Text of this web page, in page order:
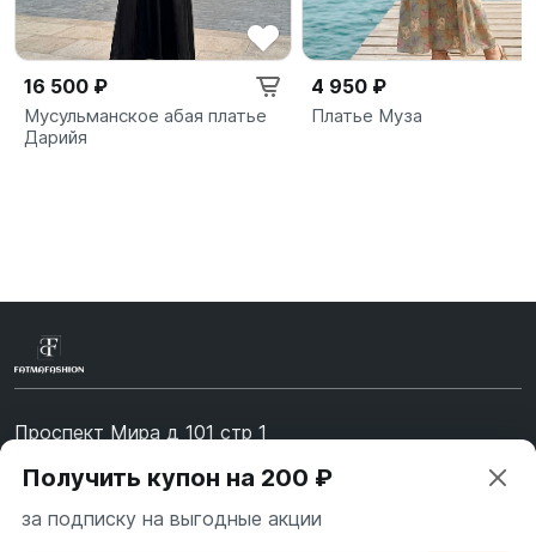
16 500 ₽
Мусульманское абая платье
Дарийя
4 950 ₽
Платье Муза
Проспект Мира д 101 стр 1
Время работы: 10:00-19:00. Воскресенье - Выходной
+7 (967) 139-99-31
Получить купон на 200 ₽
за подписку на выгодные акции